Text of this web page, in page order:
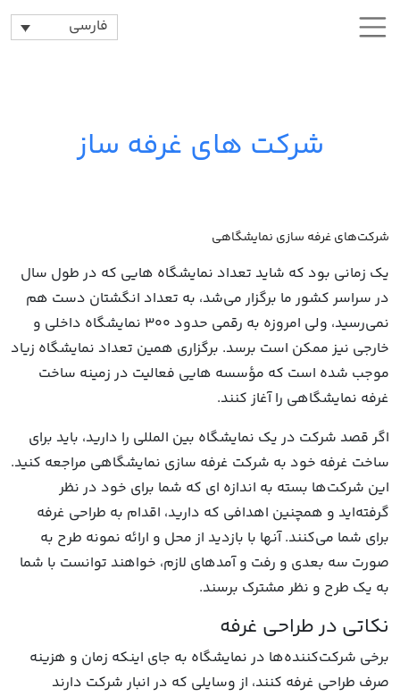
فارسی
شرکت های غرفه ساز
شرکت‌های غرفه سازی نمایشگاهی
یک زمانی ‌بود که شاید تعداد نمایشگاه‌ هایی که در طول سال
در سراسر کشور ما برگزار می‌شد، به تعداد انگشتان دست هم
نمی‌رسید، ولی امروزه به رقمی حدود 300 نمایشگاه داخلی و
خارجی نیز ممکن است برسد. برگزاری همین تعداد نمایشگاه زیاد
موجب شده است که مؤسسه‌ هایی فعالیت در زمینه ساخت
غرفه‌ نمایشگاهی را آغاز کنند.
اگر قصد شرکت در یک نمایشگاه بین المللی را دارید، باید برای
ساخت غرفه خود به شرکت غرفه سازی نمایشگاهی مراجعه کنید.
این شرکت‌ها بسته به اندازه‌ ای که شما برای خود در نظر
گرفته‌اید و همچنین اهدافی که دارید، اقدام به طراحی غرفه
برای شما می‌کنند. آنها با بازدید از محل و ارائه نمونه طرح به
صورت سه بعدی و رفت و آمدهای لازم، خواهند توانست با شما
به یک طرح و نظر مشترک برسند.
نکاتی در طراحی غرفه
برخی شرکت‌کننده‌ها در نمایشگاه به جای اینکه زمان و هزینه
صرف طراحی غرفه کنند، از وسایلی که در انبار شرکت دارند